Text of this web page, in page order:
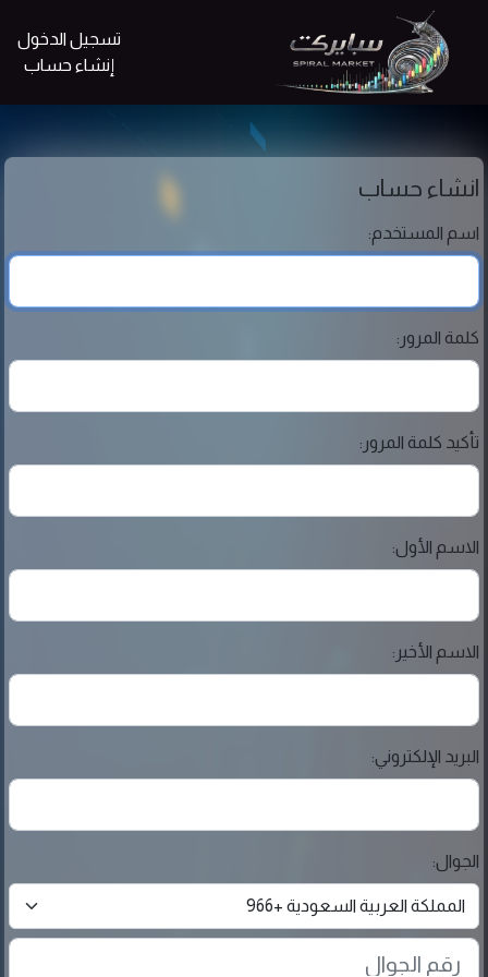
تسجيل الدخول
إنشاء حساب
انشاء حساب
اسم المستخدم:
كلمة المرور:
تأكيد كلمة المرور:
الاسم اﻷول:
الاسم اﻷخير:
البريد الإلكتروني:
الجوال: